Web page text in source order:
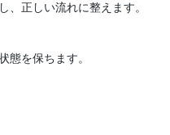
、正しい流れに整えます。
態を保ちます。